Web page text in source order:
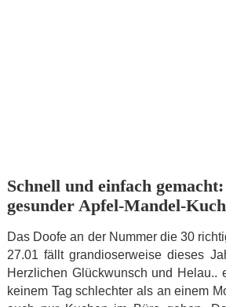
Schnell und einfach
gesunder Apfel-Mandel-
Das Doofe an der Nummer die 30
27.01 fällt grandioserweise dieses
Herzlichen Glückwunsch und Helau..
keinem Tag schlechter als an einem